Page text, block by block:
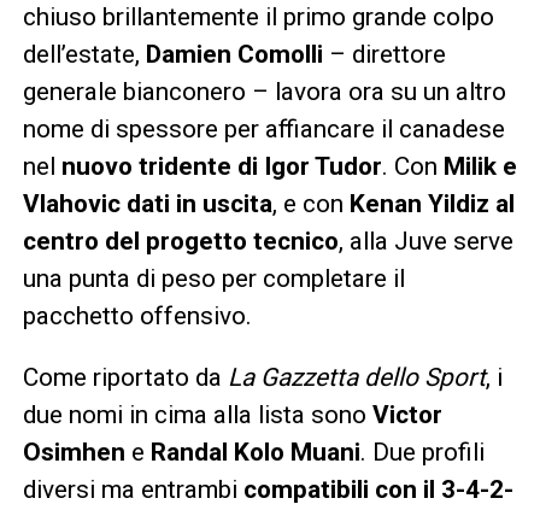
chiuso brillantemente il primo grande colpo
dell’estate, Damien Comolli – direttore
generale bianconero – lavora ora su un altro
nome di spessore per affiancare il canadese
nel nuovo tridente di Igor Tudor. Con Milik e
Vlahovic dati in uscita, e con Kenan Yildiz al
centro del progetto tecnico, alla Juve serve
una punta di peso per completare il
pacchetto offensivo.
Come riportato da La Gazzetta dello Sport, i
due nomi in cima alla lista sono Victor
Osimhen e Randal Kolo Muani. Due profili
diversi ma entrambi compatibili con il 3-4-2-